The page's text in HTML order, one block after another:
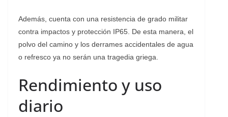
Además, cuenta con una resistencia de grado militar
contra impactos y protección IP65. De esta manera, el
polvo del camino y los derrames accidentales de agua
o refresco ya no serán una tragedia griega.
Rendimiento y uso
diario